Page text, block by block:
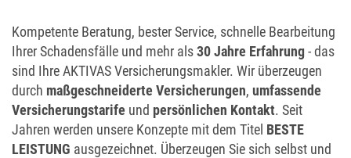
Kompetente Beratung, bester Service, schnelle Bearbeitung
Ihrer Schadensfälle und mehr als30 Jahre Erfahrung- das
sind Ihre AKTIVAS Versicherungsmakler. Wir überzeugen
durch maßgeschneiderte Versicherungen, umfassende
Versicherungstarife und persönlichen Kontakt. Seit
Jahren werden unsere Konzepte mit dem Titel BESTE
LEISTUNG ausgezeichnet. Überzeugen Sie sich selbst und